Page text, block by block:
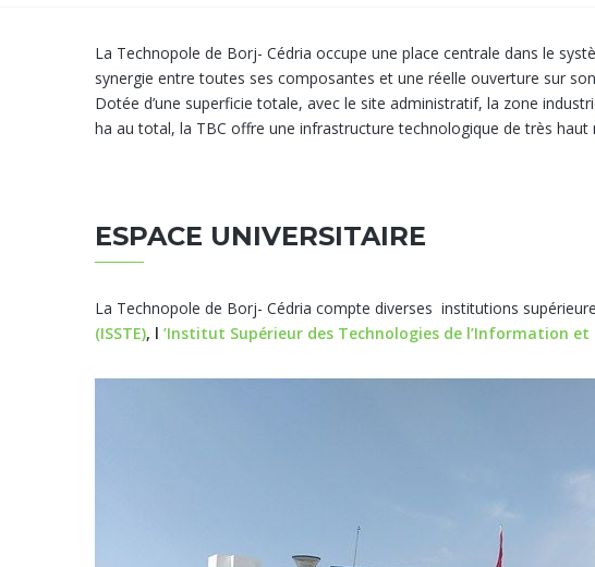
La Technopole de Borj- Cédria occupe une place centrale dans le
synergie entre toutes ses composantes et une réelle ouverture sur
Dotée d’une superficie totale, avec le site administratif, la zone
ha au total, la TBC offre une infrastructure technologique de très
ESPACE UNIVERSITAIRE
La Technopole de Borj- Cédria compte diverses institutions
(ISSTE), l ’Institut Supérieur des Technologies de l’Information